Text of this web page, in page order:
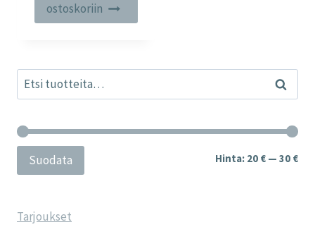
ostoskoriin
Etsi: Haku
Suodata Hinta: 20 € — 30 €
Tarjoukset